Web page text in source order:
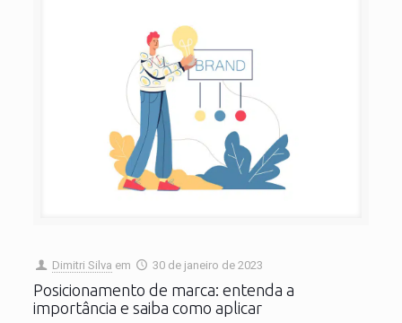
Dimitri Silva em 30 de janeiro de 2023
Posicionamento de marca: entenda a
importância e saiba como aplicar